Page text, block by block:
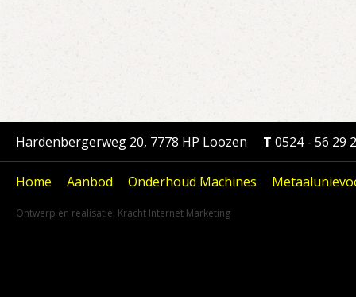
Hardenbergerweg 20, 7778 HP Loozen T 0524 - 56 29
Home Aanbod Onderhoud Machines
Ontwerp en realisatie: Kracht Internet Marketing